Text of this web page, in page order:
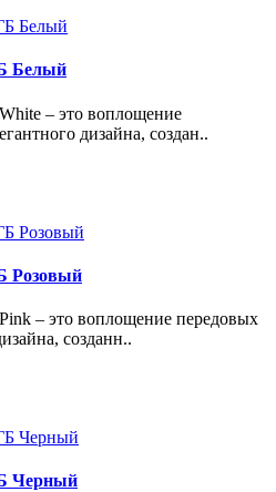
Белый
– это воплощение
дизайна, создан..
Розовый
– это воплощение передовых
созданн..
Черный